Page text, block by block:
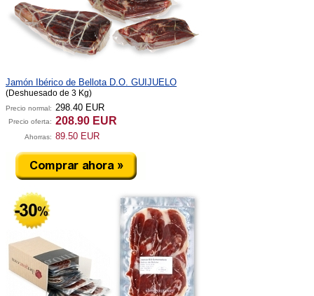
Jamón Ibérico de Bellota D.O. GUIJUELO
(Deshuesado de 3 Kg)
Precio normal: 298.40 EUR
Precio oferta: 208.90 EUR
Ahorras: 89.50 EUR